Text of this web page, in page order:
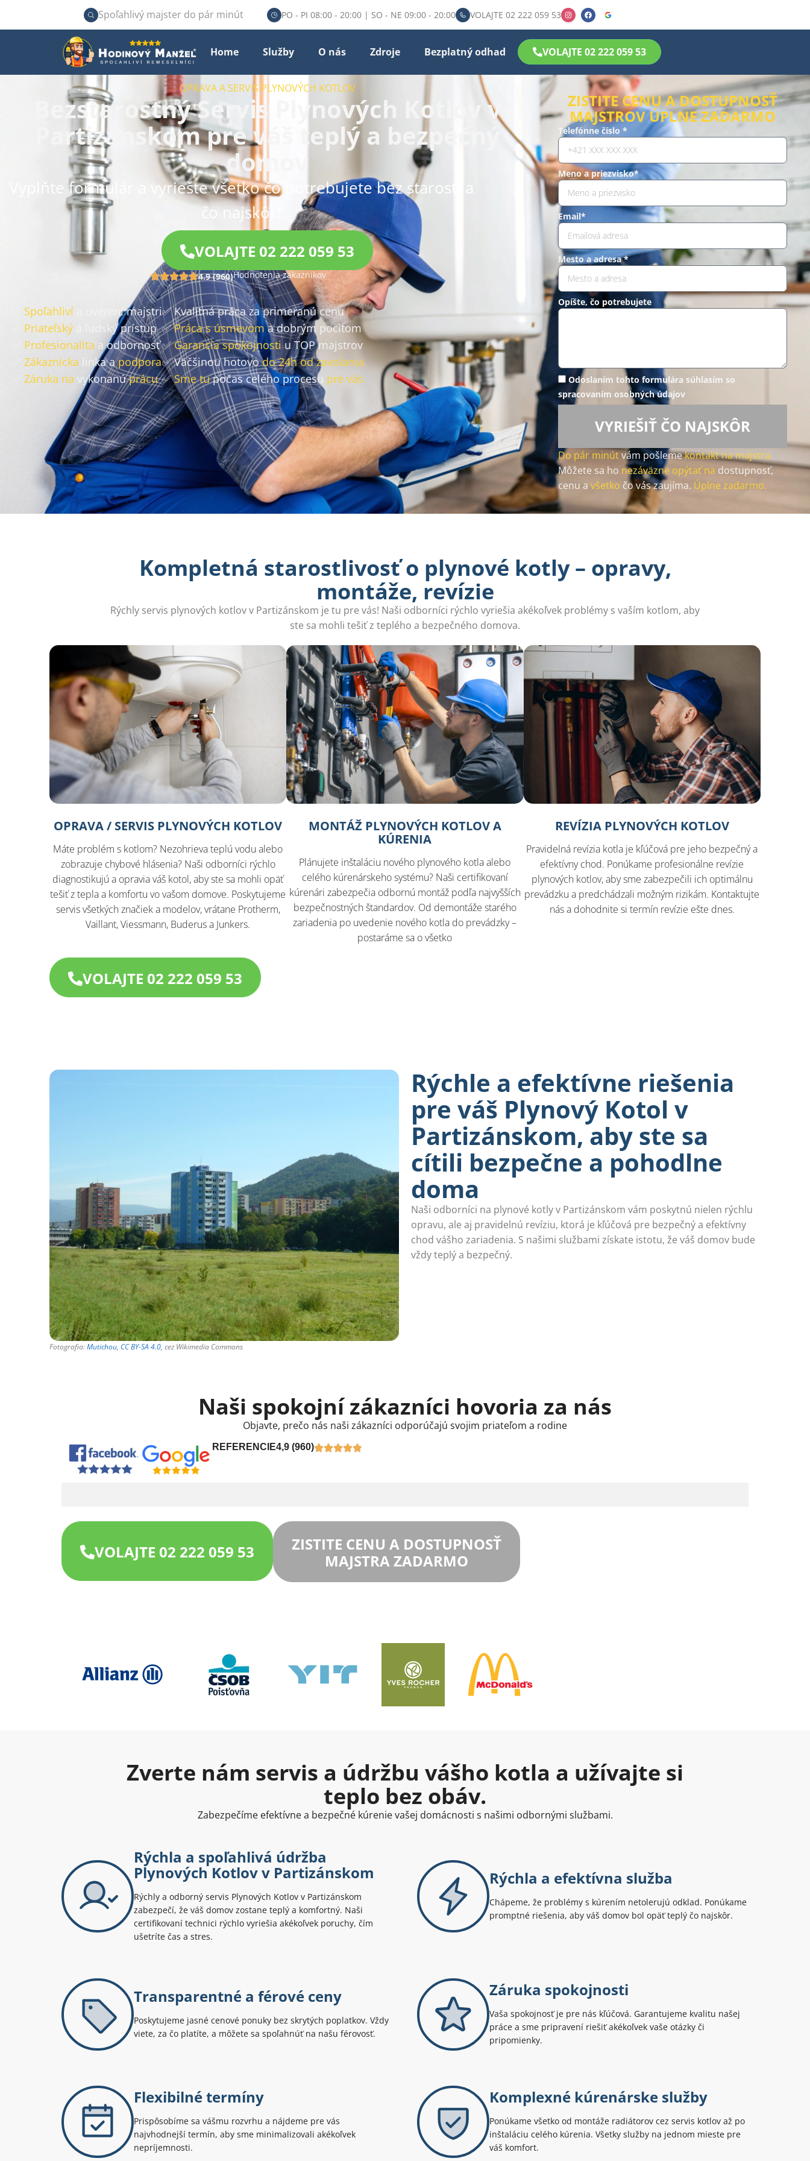
Spoľahlivý majster do pár minút PO - PI 08:00 - 20:00 | SO - NE 09:00 - 20:00 VOLAJTE 02 222 059 53
Home Služby O nás Zdroje Bezplatný odhad VOLAJTE 02 222 059 53
OPRAVA A SERVIS PLYNOVÝCH KOTLOV
Bezstarostný Servis Plynových Kotlov v
Partizánskom pre váš teplý a bezpečný
domov
Vyplňte formulár a vyriešte všetko čo potrebujete bez starostí a
čo najskôr!
VOLAJTE 02 222 059 53
4.9 (960)Hodnotenia zákazníkov
Spoľahliví a overení majstri
Priateľský a ľudský prístup
Profesionalita a odbornosť
Zákaznícka linka apodpora
Záruka na vykonanúprácu
✅ Kvalitná práca za primeranú cenu
✅Práca s úsmevoma dobrým pocitom
✅Garancia spokojnostiu TOP majstrov
✅ Väčšinou hotovodo 24h od zavolania
✅Sme tupočas celého procesu pre vás
ZISTITE CENU A DOSTUPNOSŤ
MAJSTROV ÚPLNE ZADARMO
Telefónne číslo *
Meno a priezvisko*
Email*
Mesto a adresa *
Opíšte, čo potrebujete
Odoslaním tohto formulára súhlasím so
spracovaním osobných údajov
VYRIEŠIŤ ČO NAJSKÔR
Do pár minútvám pošlemekontakt na majstra.
Môžete sa ho nezáväzne opýtať na dostupnosť,
cenu a všetko čo vás zaujíma. Úplne zadarmo.
Kompletná starostlivosť o plynové kotly – opravy,
montáže, revízie
Rýchly servis plynových kotlov v Partizánskom je tu pre vás! Naši odborníci rýchlo vyriešia akékoľvek problémy s vaším kotlom, aby
ste sa mohli tešiť z teplého a bezpečného domova.
OPRAVA / SERVIS PLYNOVÝCH KOTLOV
Máte problém s kotlom? Nezohrieva teplú vodu alebo
zobrazuje chybové hlásenia? Naši odborníci rýchlo
diagnostikujú a opravia váš kotol, aby ste sa mohli opäť
tešiť z tepla a komfortu vo vašom domove. Poskytujeme
servis všetkých značiek a modelov, vrátane Protherm,
Vaillant, Viessmann, Buderus a Junkers.​
MONTÁŽ PLYNOVÝCH KOTLOV A
KÚRENIA
Plánujete inštaláciu nového plynového kotla alebo
celého kúrenárskeho systému? Naši certifikovaní
kúrenári zabezpečia odbornú montáž podľa najvyšších
bezpečnostných štandardov. Od demontáže starého
zariadenia po uvedenie nového kotla do prevádzky –
postaráme sa o všetko
REVÍZIA PLYNOVÝCH KOTLOV
Pravidelná revízia kotla je kľúčová pre jeho bezpečný a
efektívny chod. Ponúkame profesionálne revízie
plynových kotlov, aby sme zabezpečili ich optimálnu
prevádzku a predchádzali možným rizikám. Kontaktujte
nás a dohodnite si termín revízie ešte dnes.
VOLAJTE 02 222 059 53
Fotografia:Mutichou, CC BY-SA 4.0, cez Wikimedia Commons
Rýchle a efektívne riešenia
pre váš Plynový Kotol v
Partizánskom, aby ste sa
cítili bezpečne a pohodlne
doma
Naši odborníci na plynové kotly v Partizánskom vám poskytnú nielen rýchlu
opravu, ale aj pravidelnú revíziu, ktorá je kľúčová pre bezpečný a efektívny
chod vášho zariadenia. S našimi službami získate istotu, že váš domov bude
vždy teplý a bezpečný.
Naši spokojní zákazníci hovoria za nás
Objavte, prečo nás naši zákazníci odporúčajú svojim priateľom a rodine
REFERENCIE4,9 (960)
VOLAJTE 02 222 059 53
ZISTITE CENU A DOSTUPNOSŤ
MAJSTRA ZADARMO
Zverte nám servis a údržbu vášho kotla a užívajte si
teplo bez obáv.
Zabezpečíme efektívne a bezpečné kúrenie vašej domácnosti s našimi odbornými službami.
Rýchla a spoľahlivá údržba
Plynových Kotlov v Partizánskom
Rýchly a odborný servis Plynových Kotlov v Partizánskom
zabezpečí, že váš domov zostane teplý a komfortný. Naši
certifikovaní technici rýchlo vyriešia akékoľvek poruchy, čím
ušetríte čas a stres.
Rýchla a efektívna služba
Chápeme, že problémy s kúrením netolerujú odklad. Ponúkame
promptné riešenia, aby váš domov bol opäť teplý čo najskôr.
Transparentné a férové ceny
Poskytujeme jasné cenové ponuky bez skrytých poplatkov. Vždy
viete, za čo platíte, a môžete sa spoľahnúť na našu férovosť.
Záruka spokojnosti
Vaša spokojnosť je pre nás kľúčová. Garantujeme kvalitu našej
práce a sme pripravení riešiť akékoľvek vaše otázky či
pripomienky.
Flexibilné termíny
Prispôsobíme sa vášmu rozvrhu a nájdeme pre vás
najvhodnejší termín, aby sme minimalizovali akékoľvek
nepríjemnosti.
Komplexné kúrenárske služby
Ponúkame všetko od montáže radiátorov cez servis kotlov až po
inštaláciu celého kúrenia. Všetky služby na jednom mieste pre
váš komfort.